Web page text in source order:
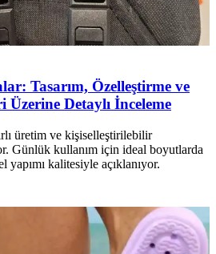
Tasarım, Özelleştirme ve
Üzerine Detaylı İnceleme
üretim ve kişiselleştirilebilir
Günlük kullanım için ideal boyutlarda
yapımı kalitesiyle açıklanıyor.